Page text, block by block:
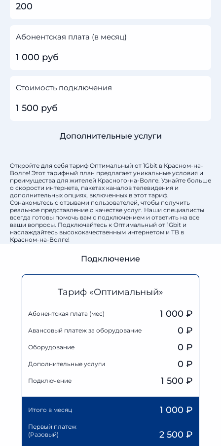
200
Абонентская плата (в месяц)
1 000 руб
Стоимость подключения
1 500 руб
Дополнительные услуги
Откройте для себя тариф Оптимальный от 1Gbit в Красном-на-
Волге! Этот тарифный план предлагает уникальные условия и
преимущества для жителей Красного-на-Волге. Узнайте больше
о скорости интернета, пакетах каналов телевидения и
дополнительных опциях, включенных в этот тариф.
Ознакомьтесь с отзывами пользователей, чтобы получить
реальное представление о качестве услуг. Наши специалисты
всегда готовы помочь вам с подключением и ответить на все
ваши вопросы. Подключайтесь к Оптимальный от 1Gbit и
наслаждайтесь высококачественным интернетом и ТВ в
Красном-на-Волге!
Подключение
Тариф «Оптимальный»
Абонентская плата (мес) 1 000 ₽
Авансовый платеж за оборудование 0 ₽
Оборудование 0 ₽
Дополнительные услуги 0 ₽
Подключение 1 500 ₽
Итого в месяц 1 000 ₽
Первый платеж
(Разовый)
2 500 ₽